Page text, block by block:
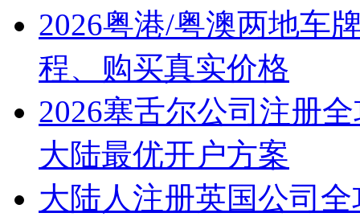
2026粤港/粤澳两地车
程、购买真实价格
2026塞舌尔公司注册
大陆最优开户方案
大陆人注册英国公司